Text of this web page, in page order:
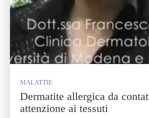
MALATTIE
Dermatite allergica da
attenzione ai tessuti